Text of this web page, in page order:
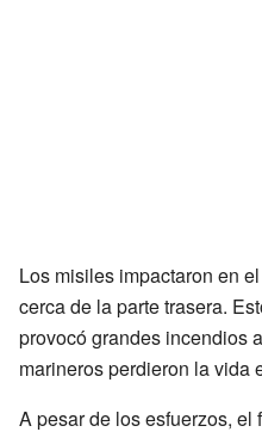
Los misiles impactaron en
cerca de la parte trasera.
provocó grandes incendios
marineros perdieron la vida
A pesar de los esfuerzos, el